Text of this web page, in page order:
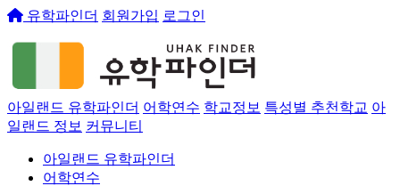
유학파인더 회원가입 로그인
아일랜드 유학파인더 어학연수 학교정보 특성별 추천학교 아
일랜드 정보 커뮤니티
아일랜드 유학파인더
어학연수